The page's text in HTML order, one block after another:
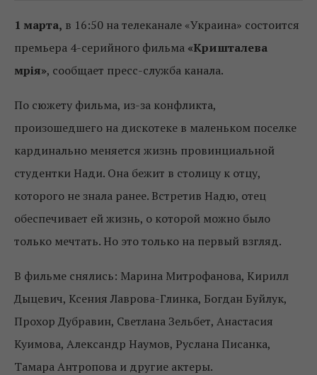
1 марта, в 16:50 на телеканале «Украина» состоится
премьера 4-серийного фильма «Кришталева
мрія», сообщает пресс-служба канала.
По сюжету фильма, из-за конфликта,
произошедшего на дискотеке в маленьком поселке
кардинально меняется жизнь провинциальной
студентки Нади. Она бежит в столицу к отцу,
которого не знала ранее. Встретив Надю, отец
обеспечивает ей жизнь, о которой можно было
только мечтать. Но это только на первый взгляд.
В фильме снялись: Марина Митрофанова, Кирилл
Дыцевич, Ксения Лаврова-Глинка, Богдан Буйлук,
Прохор Дубравин, Светлана Зельбет, Анастасия
Куимова, Александр Наумов, Руслана Писанка,
Тамара Антропова и другие актеры.